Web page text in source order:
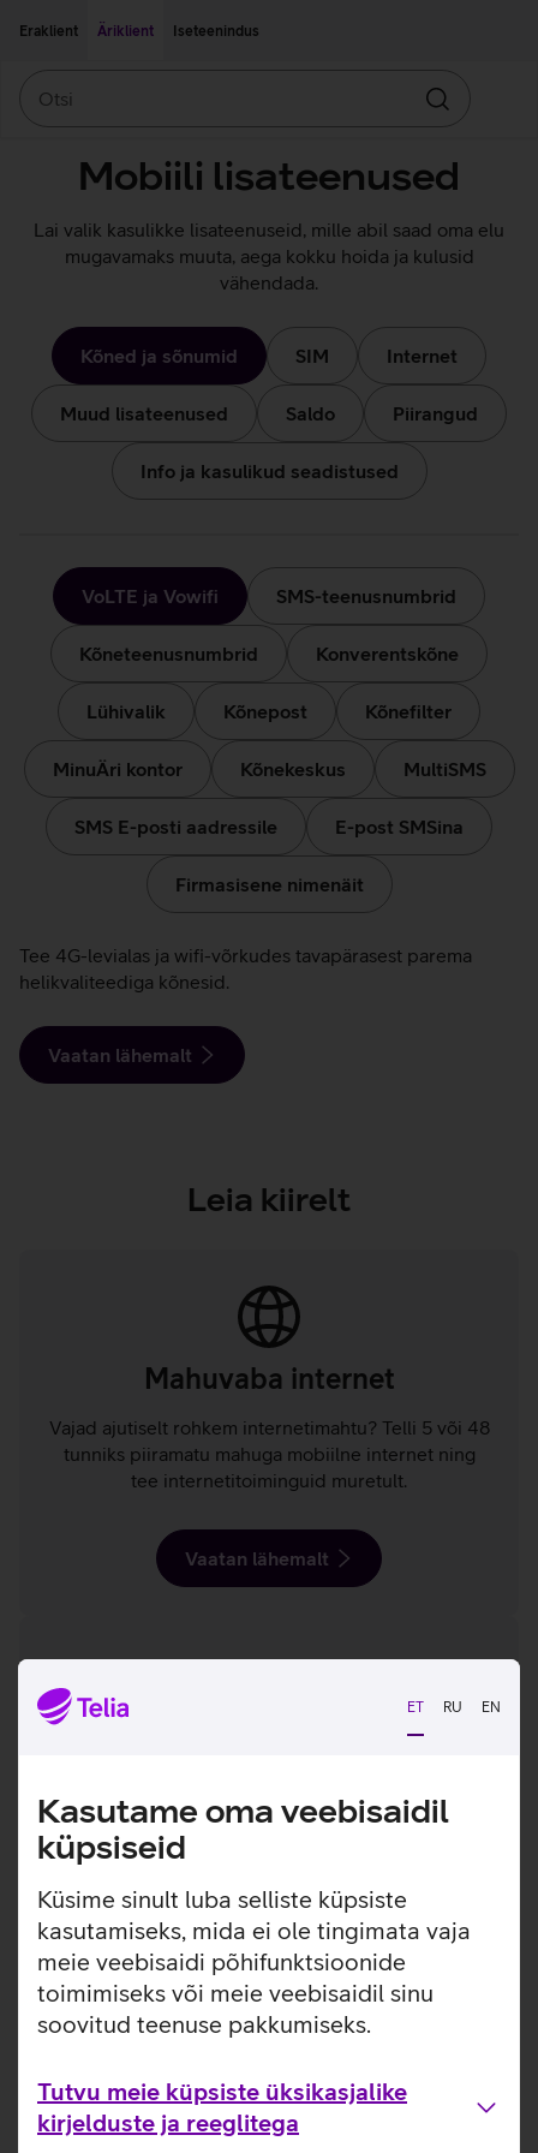
ET RU EN
Kasutame oma veebisaidil
küpsiseid
Küsime sinult luba selliste küpsiste
kasutamiseks, mida ei ole tingimata vaja
meie veebisaidi põhifunktsioonide
toimimiseks või meie veebisaidil sinu
soovitud teenuse pakkumiseks.
Tutvu meie küpsiste üksikasjalike
kirjelduste ja reeglitega
Eraklient
Äriklient Iseteenindus
Otsin
Mobiili lisateenused
Lai valik kasulikke lisateenuseid, mille abil saad oma elu
mugavamaks muuta, aega kokku hoida ja kulusid
vähendada.
Kõned ja sõnumid SIM Internet
Muud lisateenused Saldo Piirangud
Info ja kasulikud seadistused
sõnumid
VoLTE ja Vowifi SMS-teenusnumbrid
Kõneteenusnumbrid Konverentskõne
Lühivalik Kõnepost Kõnefilter
MinuÄri kontor Kõnekeskus MultiSMS
SMS E-posti aadressile E-post SMSina
Firmasisene nimenäit
VoLTE
ja
Vowifi
Tee 4G-levialas ja wifi-võrkudes tavapärasest parema
helikvaliteediga kõnesid.
Vaatan lähemalt
Leia kiirelt
Mahuvaba internet
Vajad ajutiselt rohkem internetimahtu? Telli 5 või 48
tunniks piiramatu mahuga mobiilne internet ning
tee internetitoiminguid muretult.
Vaatan lähemalt
nutiseadmes, millega saad e-keskkondadesse
siseneda, makseid teha, lepinguid sõlmida,
Vaatan lähemalt
eSIM